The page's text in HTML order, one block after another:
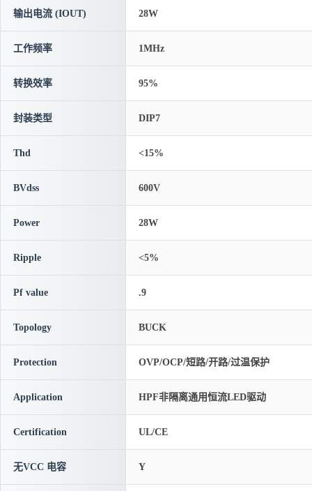
输出电流 (IOUT) 28W
工作频率 1MHz
转换效率 95%
封装类型 DIP7
Thd <15%
BVdss 600V
Power 28W
Ripple <5%
Pf value .9
Topology BUCK
Protection OVP/OCP/短路/开路/过温保护
Application HPF非隔离通用恒流LED驱动
Certification UL/CE
无VCC 电容 Y